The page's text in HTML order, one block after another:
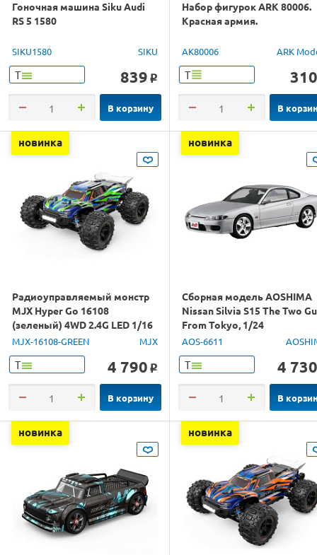
Гоночная машина Siku Audi
RS 5 1580
SIKU1580 SIKU
Т 839 o
В корзину
Набор фигурок ARK 80006.
Красная армия.
AK80006 ARK
Т 310
В
новинка
Радиоуправляемый монстр
MJX Hyper Go 16108
(зеленый) 4WD 2.4G LED 1/16
RTR
MJX-16108-GREEN MJX
Т 4 790 o
В корзину
новинка
Сборная модель AOSHIMA
Nissan Silvia S15 The Two
From Tokyo, 1/24
AOS-6611
Т 4 730
В
новинка новинка